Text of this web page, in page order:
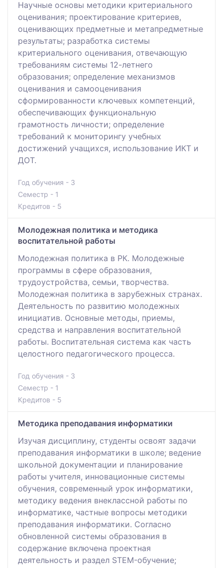
Научные основы методики критериального
оценивания; проектирование критериев,
оценивающих предметные и метапредметные
результаты; разработка системы
критериального оценивания, отвечающую
требованиям системы 12-летнего
образования; определение механизмов
оценивания и самооценивания
сформированности ключевых компетенций,
обеспечивающих функциональную
грамотность личности; определение
требований к мониторингу учебных
достижений учащихся, использование ИКТ и
ДОТ.
Год обучения - 3
Семестр - 1
Кредитов - 5
Молодежная политика и методика
воспитательной работы
Молодежная политика в РК. Молодежные
программы в сфере образования,
трудоустройства, семьи, творчества.
Молодежная политика в зарубежных странах.
Деятельность по развитию молодежных
инициатив. Основные методы, приемы,
средства и направления воспитательной
работы. Воспитательная система как часть
целостного педагогического процесса.
Год обучения - 3
Семестр - 1
Кредитов - 5
Методика преподавания информатики
Изучая дисциплину, студенты освоят задачи
преподавания информатики в школе; ведение
школьной документации и планирование
работы учителя, инновационные системы
обучения, современный урок информатики,
методику ведения внеклассной работы по
информатике, частные вопросы методики
преподавания информатики. Согласно
обновленной системы образования в
содержание включена проектная
деятельность и раздел STEM-обучение;